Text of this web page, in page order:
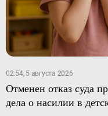
02:54, 5 августа 2026
Отменен отказ суда
дела о насилии в